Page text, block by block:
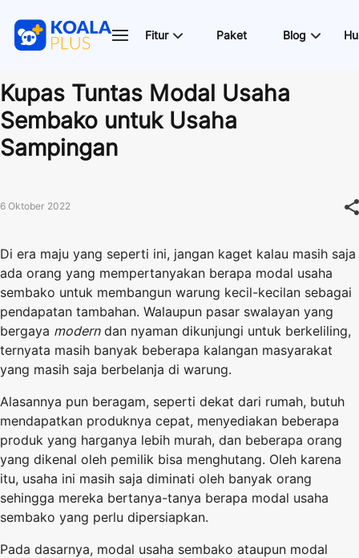
Fitur Paket Blog
Kupas Tuntas Modal Usaha
Sembako untuk Usaha
Sampingan
6 Oktober 2022
Di era maju yang seperti ini, jangan kaget kalau masih saja
ada orang yang mempertanyakan berapa modal usaha
sembako untuk membangun warung kecil-kecilan sebagai
pendapatan tambahan. Walaupun pasar swalayan yang
bergaya moderndan nyaman dikunjungi untuk berkeliling,
ternyata masih banyak beberapa kalangan masyarakat
yang masih saja berbelanja di warung.
Alasannya pun beragam, seperti dekat dari rumah, butuh
mendapatkan produknya cepat, menyediakan beberapa
produk yang harganya lebih murah, dan beberapa orang
yang dikenal oleh pemilik bisa menghutang. Oleh karena
itu, usaha ini masih saja diminati oleh banyak orang
sehingga mereka bertanya-tanya berapa modal usaha
sembako yang perlu dipersiapkan.
Pada dasarnya, modal usaha sembako ataupun modal